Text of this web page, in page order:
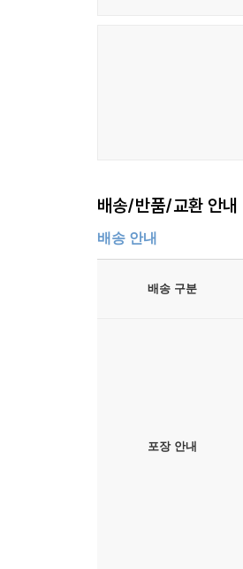
배송/반품/교환 안내
배송 안내
배송 구분
포장 안내